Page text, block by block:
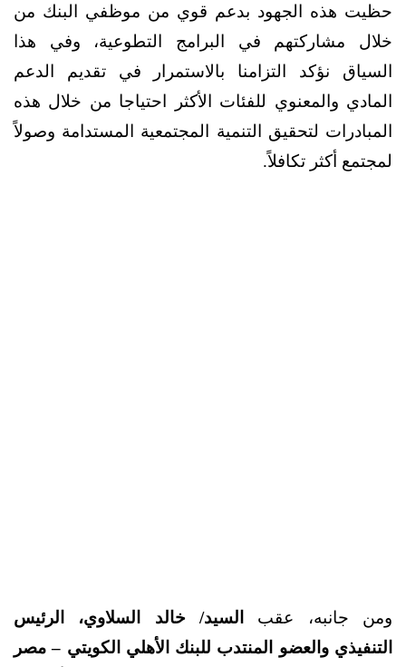
حظيت هذه الجهود بدعم قوي من موظفي البنك من
خلال مشاركتهم في البرامج التطوعية، وفي هذا
السياق نؤكد التزامنا بالاستمرار في تقديم الدعم
المادي والمعنوي للفئات الأكثر احتياجا من خلال هذه
المبادرات لتحقيق التنمية المجتمعية المستدامة وصولاً
لمجتمع أكثر تكافلاً.
ومن جانبه، عقب
السيد/ خالد السلاوي، الرئيس
التنفيذي والعضو المنتدب للبنك الأهلي الكويتي – مصر